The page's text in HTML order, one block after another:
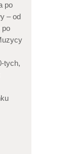
po
– od
po
tych,